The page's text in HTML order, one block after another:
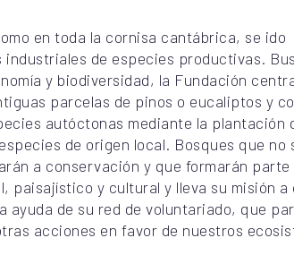
en toda la cornisa cantábrica, se ido
de especies productivas.
y biodiversidad, la Fundación
parcelas de pinos o eucaliptos y
autóctonas mediante la plantación
de origen local. Bosques que no
a conservación y que formarán parte
paisajístico y cultural y lleva su misión a
ayuda de su red de voluntariado, que
acciones en favor de nuestros